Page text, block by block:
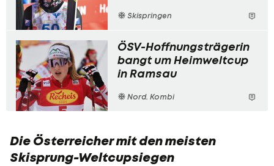
Skispringen
ÖSV-Hoffnungsträgerin
bangt um Heimweltcup
in Ramsau
Nord. Kombi
Die Österreicher mit den meisten
Skisprung-Weltcupsiegen